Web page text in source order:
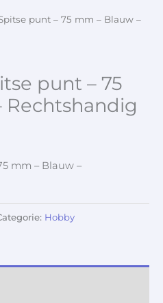
punt – 75 mm – Blauw –
punt – 75
Rechtshandig
mm – Blauw –
Hobby